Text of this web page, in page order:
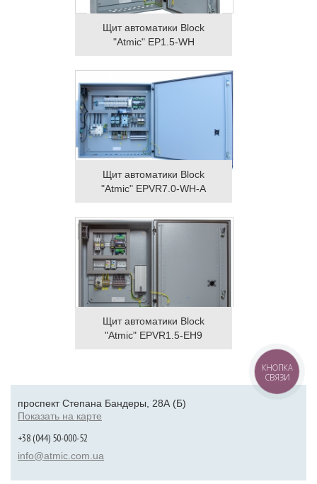
Щит автоматики Block
"Atmic" EP1.5-WH
Щит автоматики Block
"Atmic" EPVR7.0-WH-A
Щит автоматики Block
"Atmic" EPVR1.5-EH9
проспект Степана Бандеры, 28А (Б)
Показать на карте
+38 (044) 50-000-52
info@atmic.com.ua
КНОПКА
СВЯЗИ